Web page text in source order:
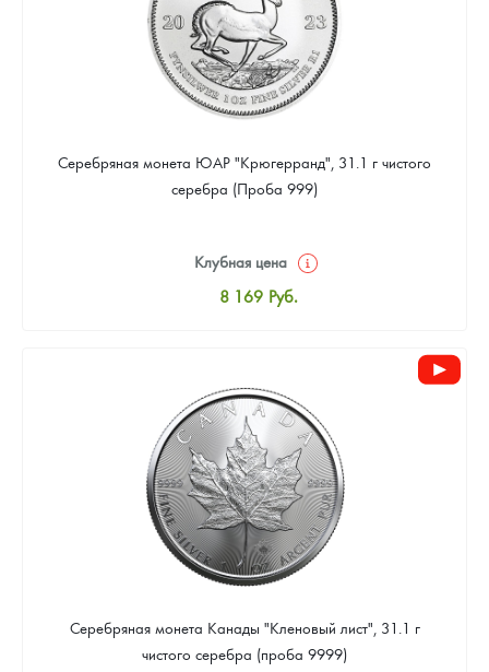
Серебряная монета ЮАР "Крюгерранд", 31.1 г чистого
серебра (Проба 999)
Клубная цена
8 169 Руб.
Цена выкупа
Звоните
Серебряная монета Канады "Кленовый лист", 31.1 г
чистого серебра (проба 9999)